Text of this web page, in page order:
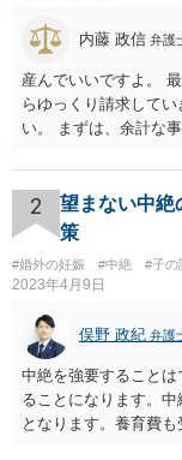
内藤 政信 弁護
産んでいいですよ。
らゆっくり請求して
い。 まずは、余計な
2
望まない中絶
策
#婚外の妊娠 #中絶 #子の
2023年4月9日
俣野 政紀 弁護
中絶を強要すること
ることになります。
となります。養育費